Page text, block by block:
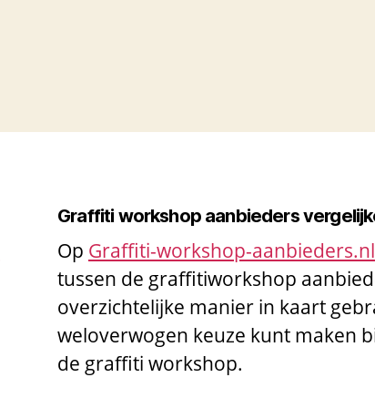
Graffiti workshop aanbieders
Op Graffiti-workshop-aanbieders.nl
tussen de graffitiworkshop
overzichtelijke manier in kaart
weloverwogen keuze kunt maken
de graffiti workshop.